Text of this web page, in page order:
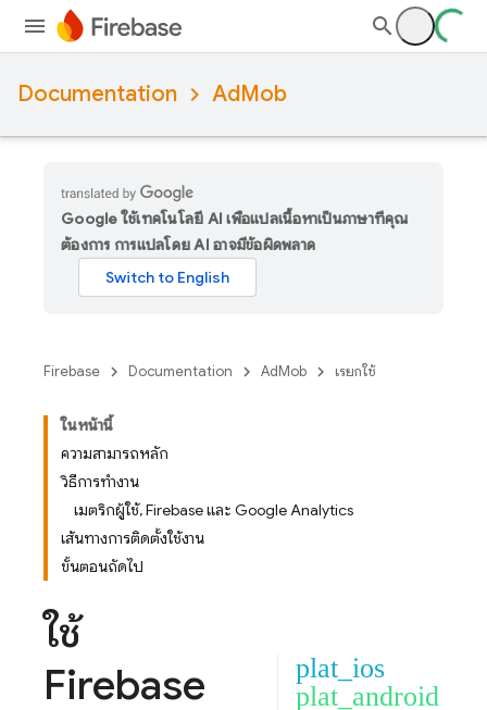
Documentation AdMob
Google ใช้เทคโนโลยี AI เพื่อแปลเนื้อหาเป็นภาษาที่คุณ
ต้องการ การแปลโดย AI อาจมีข้อผิดพลาด
Firebase Documentation AdMob เรียกใช้
ในหน้านี้
ความสามารถหลัก
วิธีการทำงาน
เมตริกผู้ใช้, Firebase และ Google Analytics
เส้นทางการติดตั้งใช้งาน
ขั้นตอนถัดไป
ใช้
Firebase
plat_ios
plat_android